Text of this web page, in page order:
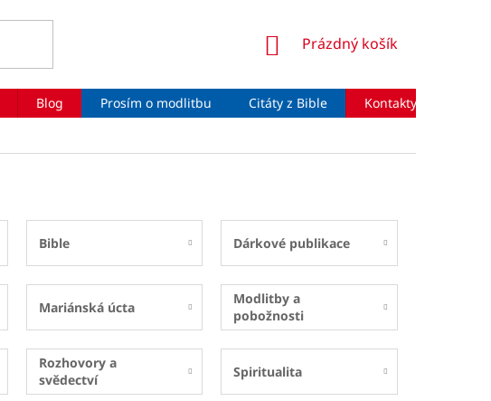
NÁKUPNÍ
Prázdný košík
Blog Prosím o modlitbu Citáty z Bible Kontakty
Bible Dárkové publikace
Mariánská úcta
Modlitby a
pobožnosti
Rozhovory a
svědectví
Spiritualita